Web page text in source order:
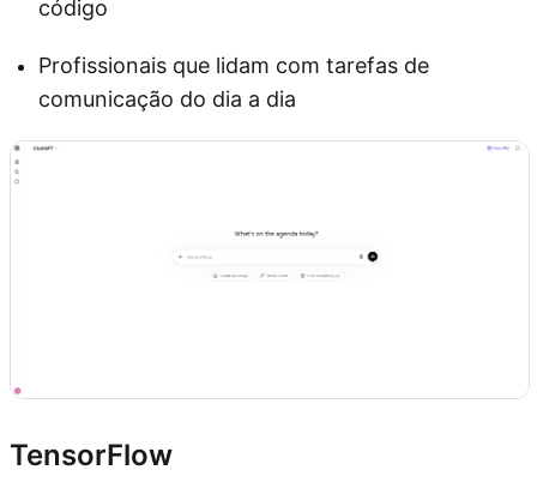
código
Profissionais que lidam com tarefas de
comunicação do dia a dia
TensorFlow